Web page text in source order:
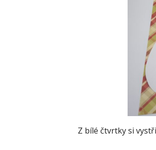
Z bílé čtvrtky si